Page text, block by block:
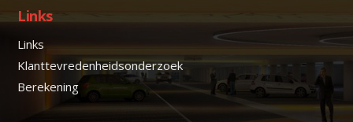
Links
Links
Klanttevredenheidsonderzoek
Berekening